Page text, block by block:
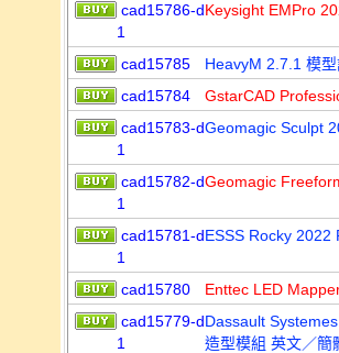
cad15786-d
1
Keysight EMPro
cad15785
HeavyM 2.7.1 模
cad15784
GstarCAD
cad15783-d
1
Geomagic Sculpt
cad15782-d
1
Geomagic
cad15781-d
1
ESSS Rocky 2022
cad15780
Enttec LED
cad15779-d
1
Dassault
造型模組 英文／簡